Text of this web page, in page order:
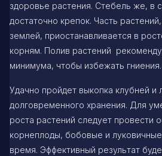
здоровье растения. Стебель же, в
достаточно крепок. Часть
землей, приостанавливается в
корням. Полив растений
минимума, чтобы избежать гниения.
Удачно пройдет выкопка клубней и
долговременного хранения. Для
роста растений следует провести
корнеплоды, бобовые и
время. Эффективный результат